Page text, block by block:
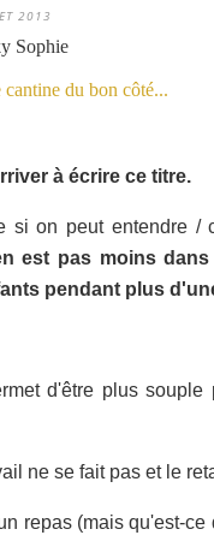
2013
Sophie
à écrire ce titre.
si on peut entendre /
est pas moins
pendant plus
d'être plus souple
ne se fait pas et le
repas (mais qu'est-ce